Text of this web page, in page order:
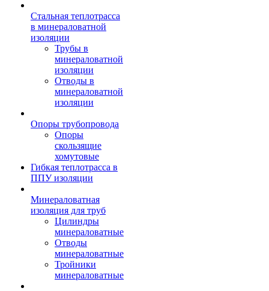
Стальная теплотрасса
в минераловатной
изоляции
Трубы в
минераловатной
изоляции
Отводы в
минераловатной
изоляции
Опоры трубопровода
Опоры
скользящие
хомутовые
Гибкая теплотрасса в
ППУ изоляции
Минераловатная
изоляция для труб
Цилиндры
минераловатные
Отводы
минераловатные
Тройники
минераловатные